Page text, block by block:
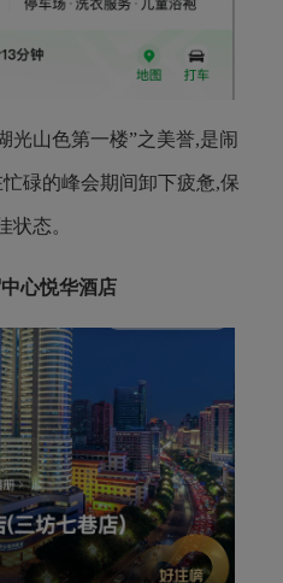
光山色第一楼”之美誉,是闹
碌的峰会期间卸下疲惫,保
状态。
心悦华酒店